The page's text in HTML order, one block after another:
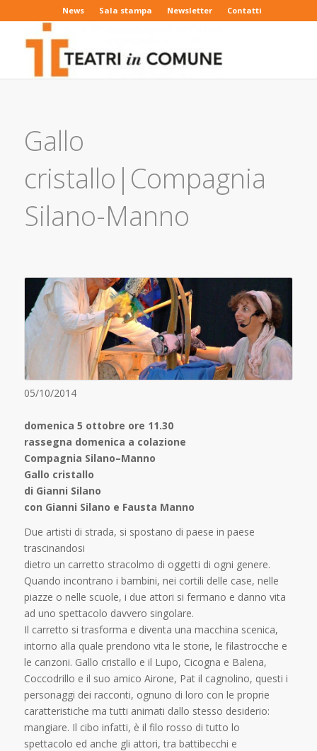
News Sala stampa Newsletter Contatti
Gallo
cristallo|Compagnia
Silano-Manno
05/10/2014
domenica 5 ottobre ore 11.30
rassegna domenica a colazione
Compagnia Silano–Manno
Gallo cristallo
di Gianni Silano
con Gianni Silano e Fausta Manno
Due artisti di strada, si spostano di paese in paese
trascinandosi
dietro un carretto stracolmo di oggetti di ogni genere.
Quando incontrano i bambini, nei cortili delle case, nelle
piazze o nelle scuole, i due attori si fermano e danno vita
ad uno spettacolo davvero singolare.
Il carretto si trasforma e diventa una macchina scenica,
intorno alla quale prendono vita le storie, le filastrocche e
le canzoni. Gallo cristallo e il Lupo, Cicogna e Balena,
Coccodrillo e il suo amico Airone, Pat il cagnolino, questi i
personaggi dei racconti, ognuno di loro con le proprie
caratteristiche ma tutti animati dallo stesso desiderio:
mangiare. Il cibo infatti, è il filo rosso di tutto lo
spettacolo ed anche gli attori, tra battibecchi e